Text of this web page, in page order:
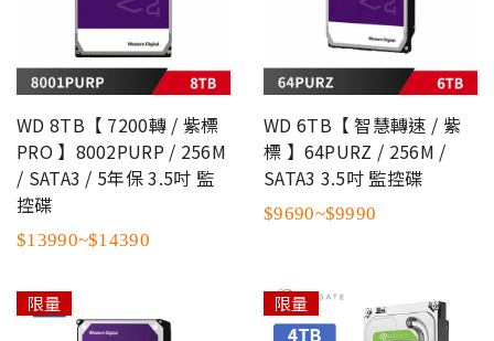
WD 8TB【 7200轉 / 紫標
PRO 】8002PURP / 256M
/ SATA3 / 5年保 3.5吋 監
控碟
$13990~$14390
WD 6TB【 智慧轉速 / 紫
標 】64PURZ / 256M /
SATA3 3.5吋 監控碟
$9690~$9990
限量 限量